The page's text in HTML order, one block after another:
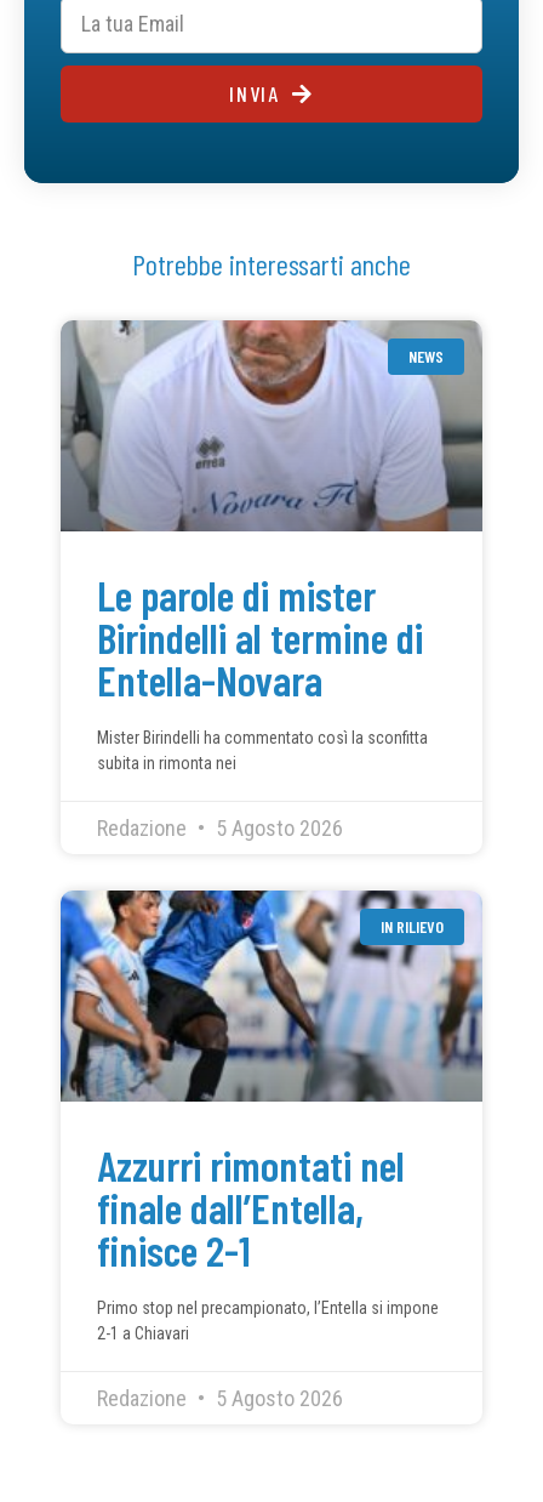
INVIA
Potrebbe interessarti anche
NEWS
Le parole di mister
Birindelli al termine di
Entella-Novara
Mister Birindelli ha commentato così la sconfitta
subita in rimonta nei
Redazione 5 Agosto 2026
IN RILIEVO
Azzurri rimontati nel
finale dall’Entella,
finisce 2-1
Primo stop nel precampionato, l’Entella si impone
2-1 a Chiavari
Redazione 5 Agosto 2026